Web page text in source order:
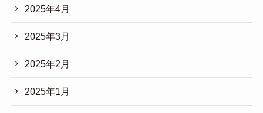
2025年4月
2025年3月
2025年2月
2025年1月